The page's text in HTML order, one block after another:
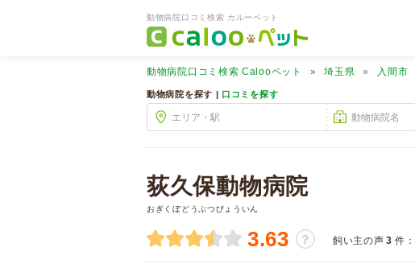
動物病院口コミ検索 カルーペット
動物病院口コミ検索 Calooペット 埼玉県 入間市
動物病院を探す | 口コミを探す
荻久保動物病院
おぎくぼどうぶつびょういん
3.63 ？ 飼い主の声 3 件：